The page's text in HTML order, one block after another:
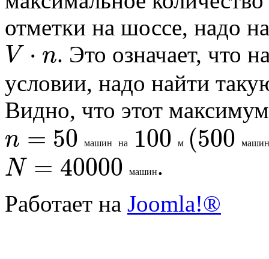
отметки на шоссе, надо
V ⋅ n. Это означает, что
условии, надо найти
Видно, что этот
n = 50 машин на 100м (500 маши
N = 40000 машин.
Работает на Joomla!®